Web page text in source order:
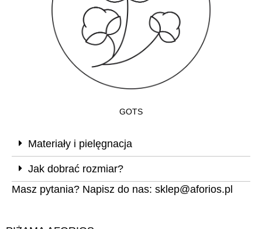
GOTS
Materiały i pielęgnacja
Jak dobrać rozmiar?
Masz pytania? Napisz do nas: sklep@aforios.pl